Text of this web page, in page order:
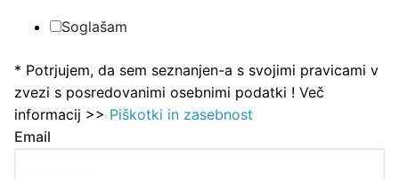
Soglašam
* Potrjujem, da sem seznanjen-a s svojimi pravicami v
zvezi s posredovanimi osebnimi podatki ! Več
informacij >> Piškotki in zasebnost
Email